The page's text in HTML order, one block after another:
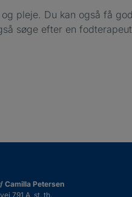
pleje. Du kan også få
søge efter en
Camilla Petersen
791 A, st. th.